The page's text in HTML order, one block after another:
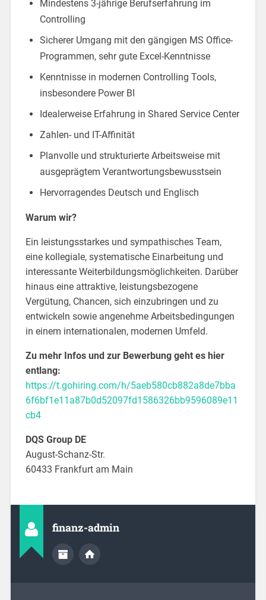
Mindestens 3-jährige Berufserfahrung im
Controlling
Sicherer Umgang mit den gängigen MS Office-
Programmen, sehr gute Excel-Kenntnisse
Kenntnisse in modernen Controlling Tools,
insbesondere Power BI
Idealerweise Erfahrung in Shared Service Center
Zahlen- und IT-Affinität
Planvolle und strukturierte Arbeitsweise mit
ausgeprägtem Verantwortungsbewusstsein
Hervorragendes Deutsch und Englisch
Warum wir?
Ein leistungsstarkes und sympathisches Team,
eine kollegiale, systematische Einarbeitung und
interessante Weiterbildungsmöglichkeiten. Darüber
hinaus eine attraktive, leistungsbezogene
Vergütung, Chancen, sich einzubringen und zu
entwickeln sowie angenehme Arbeitsbedingungen
in einem internationalen, modernen Umfeld.
Zu mehr Infos und zur Bewerbung geht es hier
entlang:
https://t.gohiring.com/h/5aeb580cb882a8de7bba
6f6bf1e11a87b0d52097fd1586326bb9596089e11
cb4
DQS Group DE
August-Schanz-Str.
60433 Frankfurt am Main
finanz-admin